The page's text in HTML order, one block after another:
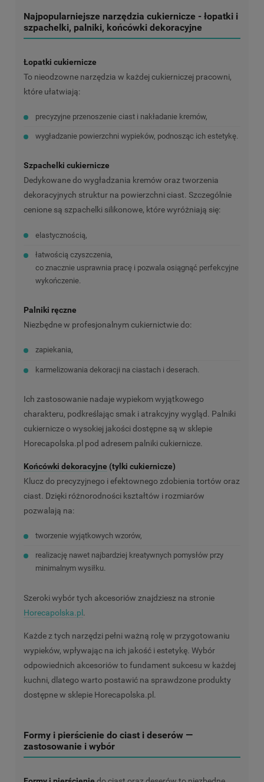
Najpopularniejsze narzędzia cukiernicze - łopatki i
szpachelki, palniki, końcówki dekoracyjne
Łopatki cukiernicze
To nieodzowne narzędzia w każdej cukierniczej pracowni,
które ułatwiają:
precyzyjne przenoszenie ciast i nakładanie kremów,
wygładzanie powierzchni wypieków, podnosząc ich estetykę.
Szpachelki cukiernicze
Dedykowane do wygładzania kremów oraz tworzenia
dekoracyjnych struktur na powierzchni ciast. Szczególnie
cenione są szpachelki silikonowe, które wyróżniają się:
elastycznością,
łatwością czyszczenia,
co znacznie usprawnia pracę i pozwala osiągnąć perfekcyjne
wykończenie.
Palniki ręczne
Niezbędne w profesjonalnym cukiernictwie do:
zapiekania,
karmelizowania dekoracji na ciastach i deserach.
Ich zastosowanie nadaje wypiekom wyjątkowego
charakteru, podkreślając smak i atrakcyjny wygląd. Palniki
cukiernicze o wysokiej jakości dostępne są w sklepie
Horecapolska.pl pod adresem palniki cukiernicze.
Końcówki dekoracyjne (tylki cukiernicze)
Klucz do precyzyjnego i efektownego zdobienia tortów oraz
ciast. Dzięki różnorodności kształtów i rozmiarów
pozwalają na:
tworzenie wyjątkowych wzorów,
realizację nawet najbardziej kreatywnych pomysłów przy
minimalnym wysiłku.
Szeroki wybór tych akcesoriów znajdziesz na stronie
Horecapolska.pl .
Każde z tych narzędzi pełni ważną rolę w przygotowaniu
wypieków, wpływając na ich jakość i estetykę. Wybór
odpowiednich akcesoriów to fundament sukcesu w każdej
kuchni, dlatego warto postawić na sprawdzone produkty
dostępne w sklepie Horecapolska.pl.
Formy i pierścienie do ciast i deserów —
zastosowanie i wybór